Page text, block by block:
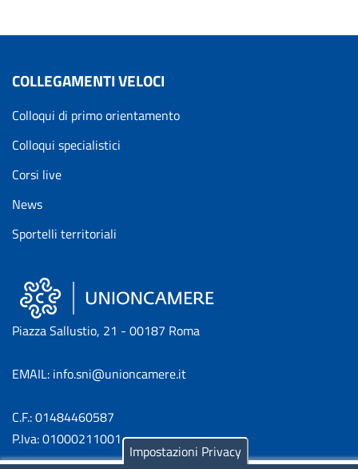
COLLEGAMENTI VELOCI
Colloqui di primo orientamento
Colloqui specialistici
Corsi live
News
Sportelli territoriali
Piazza Sallustio, 21 - 00187 Roma
EMAIL: info.sni@unioncamere.it
C.F.: 01484460587
P.Iva: 01000211001
Impostazioni Privacy